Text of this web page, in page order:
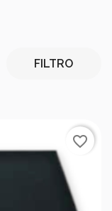
FILTRO
favorite_border